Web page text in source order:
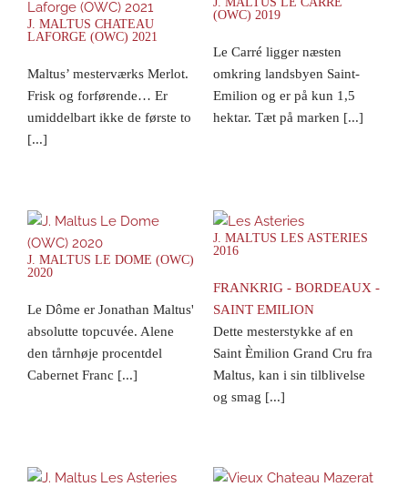
J. MALTUS CHATEAU
LAFORGE (OWC) 2021
Maltus’ mesterværks Merlot.
Frisk og forførende… Er
umiddelbart ikke de første to
[...]
(OWC) 2019
Le Carré ligger næsten
omkring landsbyen Saint-
Emilion og er på kun 1,5
hektar. Tæt på marken [...]
J. MALTUS LE DOME (OWC)
2020
Le Dôme er Jonathan Maltus'
absolutte topcuvée. Alene
den tårnhøje procentdel
Cabernet Franc [...]
J. MALTUS LES ASTERIES
2016
FRANKRIG - BORDEAUX -
SAINT EMILION
Dette mesterstykke af en
Saint Èmilion Grand Cru fra
Maltus, kan i sin tilblivelse
og smag [...]